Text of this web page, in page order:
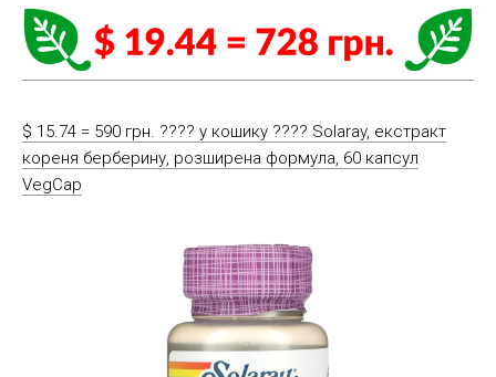
$ 15.74 = 590 грн. ????️ у кошику ????️ Solaray, екстракт
кореня берберину, розширена формула, 60 капсул
VegCap